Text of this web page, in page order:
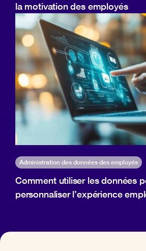
la motivation des employés
Administration des données des employés
Comment utiliser les données
personnaliser l’expérience